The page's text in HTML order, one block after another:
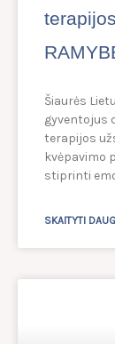
Šiaurės
gyventojus
terapijos
kvėpavimo
stiprinti
SKAITYTI